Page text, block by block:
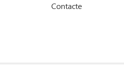
Contacte